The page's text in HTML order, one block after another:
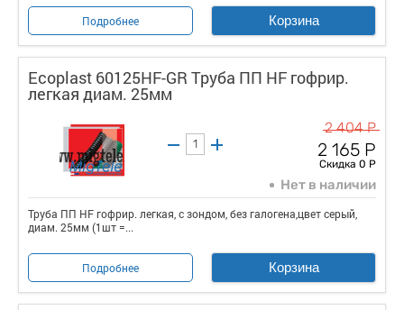
Подробнее Корзина
Ecoplast 60125HF-GR Труба ПП HF гофрир.
легкая диам. 25мм
2 404 Р
2 165 Р
Скидка 0 Р
Нет в наличии
Труба ПП HF гофрир. легкая, с зондом, без галогена,цвет серый,
диам. 25мм (1шт =...
Подробнее Корзина